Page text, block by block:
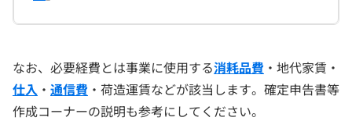
なお、必要経費とは事業に使用する消耗品費 ・地代家賃・
仕入 ・ 通信費 ・荷造運賃などが該当します。確定申告書等
作成コーナーの説明も参考にしてください。